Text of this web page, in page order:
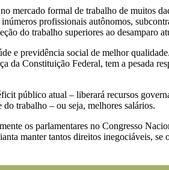
mercado formal de trabalho de muitos
profissionais autônomos,
do trabalho superiores ao desamparo
e previdência social de melhor
Constituição Federal, tem a pesada
público atual – liberará recursos
trabalho – ou seja, melhores salários.
os parlamentares no Congresso
manter tantos direitos inegociáveis,